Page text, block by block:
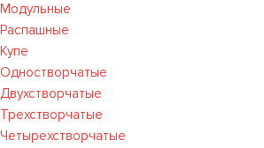
Модульные
Распашные
Купе
Одностворчатые
Двухстворчатые
Трехстворчатые
Четырехстворчатые